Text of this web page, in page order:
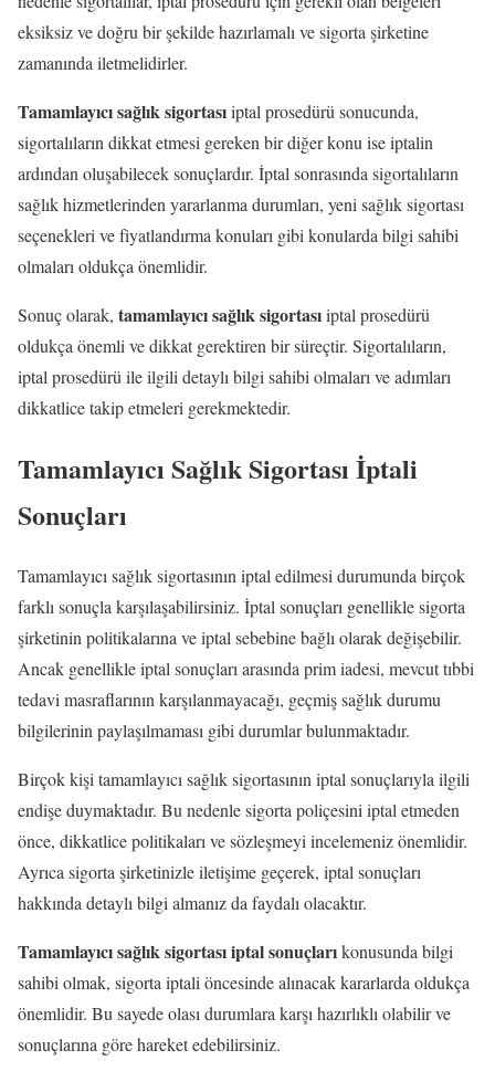
eksiksiz ve doğru bir şekilde hazırlamalı ve sigorta şirketine
zamanında iletmelidirler.
Tamamlayıcı sağlık sigortasıiptal prosedürü sonucunda,
sigortalıların dikkat etmesi gereken bir diğer konu ise iptalin
ardından oluşabilecek sonuçlardır. İptal sonrasında sigortalıların
sağlık hizmetlerinden yararlanma durumları, yeni sağlık sigortası
seçenekleri ve fiyatlandırma konuları gibi konularda bilgi sahibi
olmaları oldukça önemlidir.
Sonuç olarak, tamamlayıcı sağlık sigortasıiptal prosedürü
oldukça önemli ve dikkat gerektiren bir süreçtir. Sigortalıların,
iptal prosedürü ile ilgili detaylı bilgi sahibi olmaları ve adımları
dikkatlice takip etmeleri gerekmektedir.
Tamamlayıcı Sağlık Sigortası İptali
Sonuçları
Tamamlayıcı sağlık sigortasının iptal edilmesi durumunda birçok
farklı sonuçla karşılaşabilirsiniz. İptal sonuçları genellikle sigorta
şirketinin politikalarına ve iptal sebebine bağlı olarak değişebilir.
Ancak genellikle iptal sonuçları arasında prim iadesi, mevcut tıbbi
tedavi masraflarının karşılanmayacağı, geçmiş sağlık durumu
bilgilerinin paylaşılmaması gibi durumlar bulunmaktadır.
Birçok kişi tamamlayıcı sağlık sigortasının iptal sonuçlarıyla ilgili
endişe duymaktadır. Bu nedenle sigorta poliçesini iptal etmeden
önce, dikkatlice politikaları ve sözleşmeyi incelemeniz önemlidir.
Ayrıca sigorta şirketinizle iletişime geçerek, iptal sonuçları
hakkında detaylı bilgi almanız da faydalı olacaktır.
Tamamlayıcı sağlık sigortası iptal sonuçlarıkonusunda bilgi
sahibi olmak, sigorta iptali öncesinde alınacak kararlarda oldukça
önemlidir. Bu sayede olası durumlara karşı hazırlıklı olabilir ve
sonuçlarına göre hareket edebilirsiniz.